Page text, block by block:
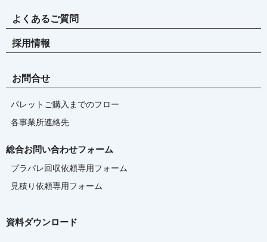
よくあるご質問
採用情報
お問合せ
パレットご購入までのフロー
各事業所連絡先
総合お問い合わせフォーム
プラパレ回収依頼専用フォーム
見積り依頼専用フォーム
資料ダウンロード